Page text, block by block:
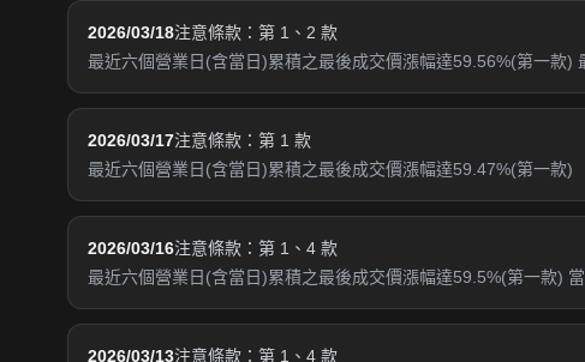
2026/03/18注意條款：第 1、2 款
最近六個營業日(含當日)累積之最後成交價漲幅達59.56%(第一款
2026/03/17注意條款：第 1 款
最近六個營業日(含當日)累積之最後成交價漲幅達59.47%(第一款)
2026/03/16注意條款：第 1、4 款
最近六個營業日(含當日)累積之最後成交價漲幅達59.5%(第一款)
2026/03/13注意條款：第 1、4 款